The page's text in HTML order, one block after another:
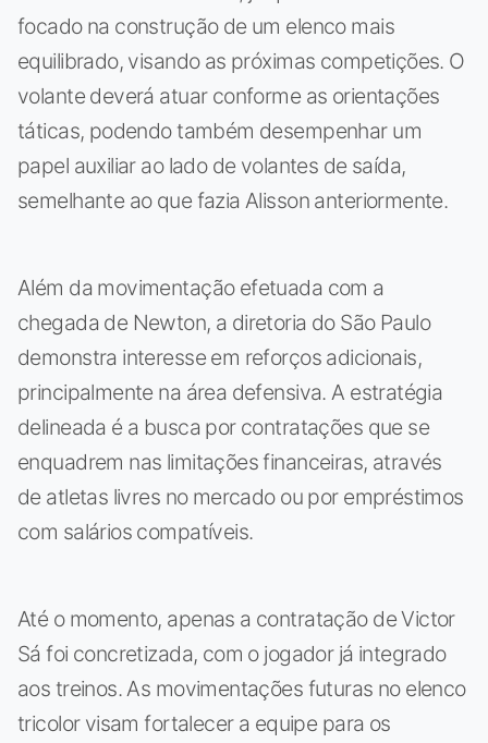
focado na construção de um elenco mais
equilibrado, visando as próximas competições. O
volante deverá atuar conforme as orientações
táticas, podendo também desempenhar um
papel auxiliar ao lado de volantes de saída,
semelhante ao que fazia Alisson anteriormente.
Além da movimentação efetuada com a
chegada de Newton, a diretoria do São Paulo
demonstra interesse em reforços adicionais,
principalmente na área defensiva. A estratégia
delineada é a busca por contratações que se
enquadrem nas limitações financeiras, através
de atletas livres no mercado ou por empréstimos
com salários compatíveis.
Até o momento, apenas a contratação de Victor
Sá foi concretizada, com o jogador já integrado
aos treinos. As movimentações futuras no elenco
tricolor visam fortalecer a equipe para os